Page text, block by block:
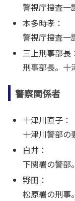
警視庁捜査一
本多時孝：
警視庁捜査一
三上刑事部長
刑事部長。十
警察関係者
十津川直子：
十津川警部の
白井：
下関署の警部。
野田：
松原署の刑事。